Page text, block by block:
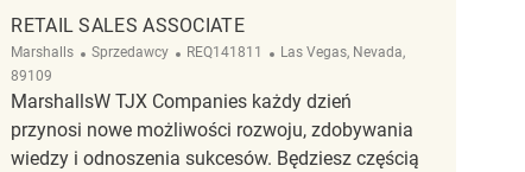
RETAIL SALES ASSOCIATE
Marshalls Kategoria
Sprzedawcy ReqId
REQ141811 Lokalizacja
Las Vegas, Nevada,
89109
MarshallsW TJX Companies każdy dzień
przynosi nowe możliwości rozwoju, zdobywania
wiedzy i odnoszenia sukcesów. Będziesz częścią